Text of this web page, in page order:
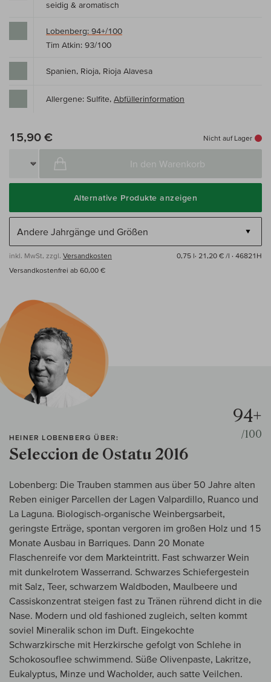
seidig & aromatisch
Lobenberg: 94+/100
Tim Atkin: 93/100
Spanien, Rioja, Rioja Alavesa
Allergene: Sulfite, Abfüllerinformation
15,90 € Nicht auf Lager
In den Warenkorb
Alternative Produkte anzeigen
inkl. MwSt, zzgl. Versandkosten 0,75 l· 21,20 € /l · 46821H
Versandkostenfrei ab 60,00 €
HEINER LOBENBERG ÜBER:
Seleccion de Ostatu 2016
94+
/100
Lobenberg: Die Trauben stammen aus über 50 Jahre alten
Reben einiger Parcellen der Lagen Valpardillo, Ruanco und
La Laguna. Biologisch-organische Weinbergsarbeit,
geringste Erträge, spontan vergoren im großen Holz und 15
Monate Ausbau in Barriques. Dann 20 Monate
Flaschenreife vor dem Markteintritt. Fast schwarzer Wein
mit dunkelrotem Wasserrand. Schwarzes Schiefergestein
mit Salz, Teer, schwarzem Waldboden, Maulbeere und
Cassiskonzentrat steigen fast zu Tränen rührend dicht in die
Nase. Modern und old fashioned zugleich, selten kommt
soviel Mineralik schon im Duft. Eingekochte
Schwarzkirsche mit Herzkirsche gefolgt von Schlehe in
Schokosouflee schwimmend. Süße Olivenpaste, Lakritze,
Eukalyptus, Minze und Wacholder, auch satte Veilchen.